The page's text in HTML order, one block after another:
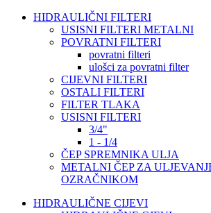
HIDRAULIČNI FILTERI
USISNI FILTERI METALNI
POVRATNI FILTERI
povratni filteri
ulošci za povratni filter
CIJEVNI FILTERI
OSTALI FILTERI
FILTER TLAKA
USISNI FILTERI
3/4"
1 - 1/4
ČEP SPREMNIKA ULJA
METALNI ČEP ZA
OZRAČNIKOM
HIDRAULIČNE CIJEVI